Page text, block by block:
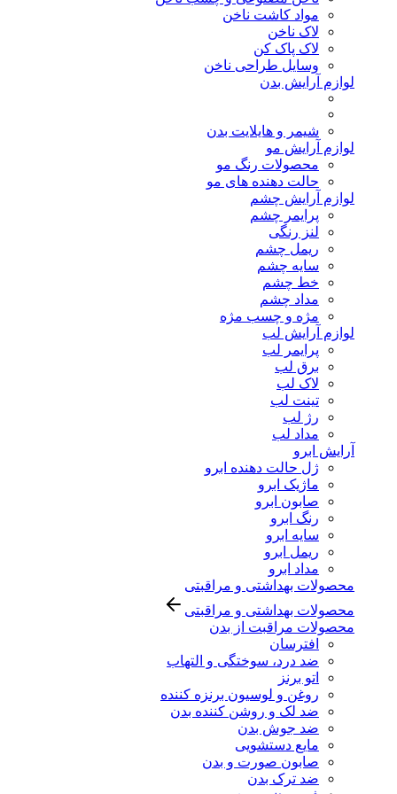
مواد کاشت ناخن
لاک ناخن
لاک پاک کن
وسایل طراحی ناخن
لوازم آرایش بدن
شیمر و هایلایت بدن
لوازم آرایش مو
محصولات رنگ مو
حالت دهنده های مو
لوازم آرایش چشم
پرایمر چشم
لنز رنگی
ریمل چشم
سایه چشم
خط چشم
مداد چشم
مژه و چسب مژه
لوازم آرایش لب
پرایمر لب
برق لب
لاک لب
تینت لب
رژ لب
مداد لب
آرایش ابرو
ژل حالت دهنده ابرو
ماژیک ابرو
صابون ابرو
رنگ ابرو
سایه ابرو
ریمل ابرو
مداد ابرو
محصولات بهداشتی و مراقبتی
محصولات بهداشتی و مراقبتی
محصولات مراقبت از بدن
افترسان
ضد درد، سوختگی و التهاب
اتو برنز
روغن و لوسیون برنزه کننده
ضد لک و روشن کننده بدن
ضد جوش بدن
مایع دستشویی
صابون صورت و بدن
ضد ترک بدن